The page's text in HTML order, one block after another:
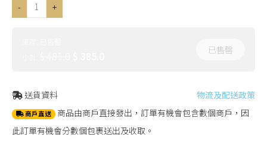
-
+
已售罄
送貨資料 物流及配送政策
商戶直送 商品由商戶直接發出，訂單有機會包含數個商戶，因
此訂單有機會分數個包裹送出及收取。